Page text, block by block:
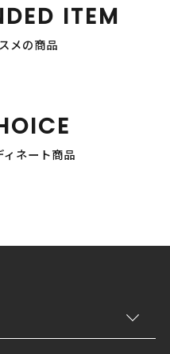
ITEM
メの商品
ィネート商品